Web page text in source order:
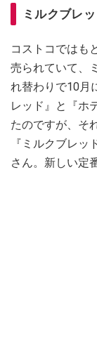
ミルクブレ
コストコではも
売られていて、
れ替わりで10月
レッド』と『ホ
たのですが、そ
『ミルクブレ
さん。新しい定